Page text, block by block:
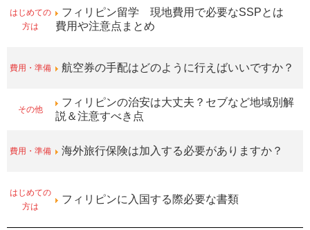
はじめての
方は
フィリピン留学 現地費用で必要なSSPとは
費用や注意点まとめ
費用・準備 航空券の手配はどのように行えばいいですか？
その他
フィリピンの治安は大丈夫？セブなど地域別解
説＆注意すべき点
費用・準備 海外旅行保険は加入する必要がありますか？
はじめての
方は
フィリピンに入国する際必要な書類